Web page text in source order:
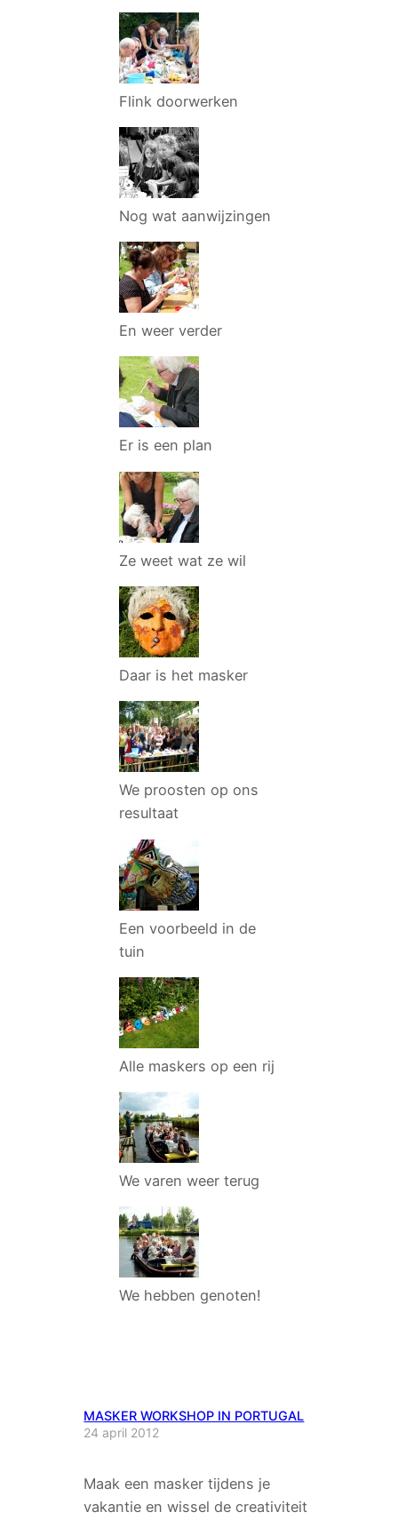
Flink doorwerken
Nog wat aanwijzingen
En weer verder
Er is een plan
Ze weet wat ze wil
Daar is het masker
We proosten op ons
resultaat
Een voorbeeld in de
tuin
Alle maskers op een rij
We varen weer terug
We hebben genoten!
MASKER WORKSHOP IN PORTUGAL
24 april 2012
Maak een masker tijdens je
vakantie en wissel de creativiteit